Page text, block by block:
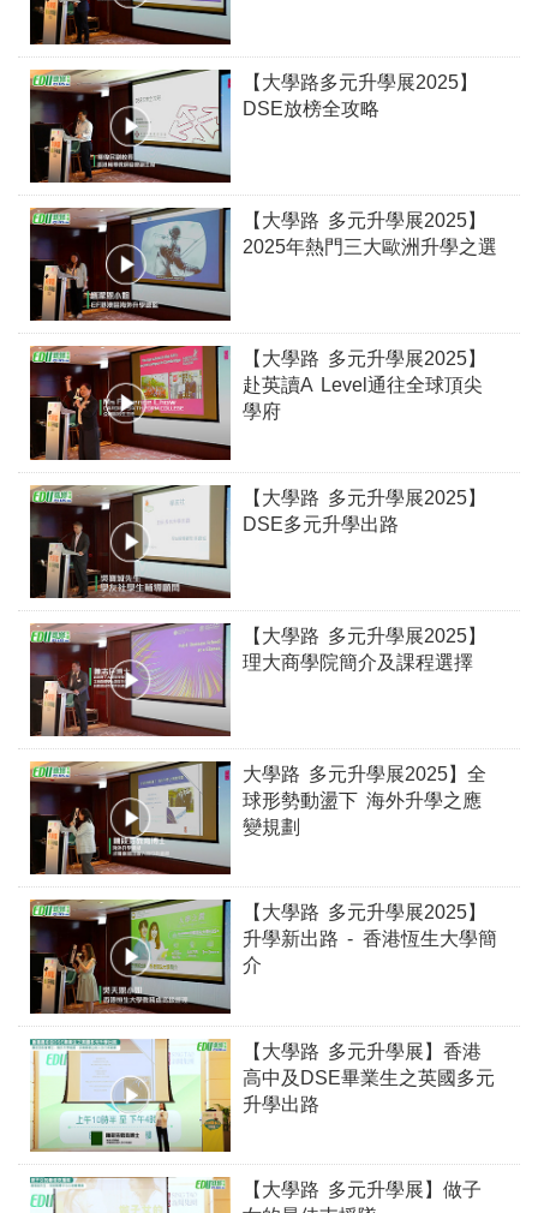
【大學路多元升學展2025】
DSE放榜全攻略
【大學路 多元升學展2025】
2025年熱門三大歐洲升學之選
【大學路 多元升學展2025】
赴英讀A Level通往全球頂尖
學府
【大學路 多元升學展2025】
DSE多元升學出路
【大學路 多元升學展2025】
理大商學院簡介及課程選擇
大學路 多元升學展2025】全
球形勢動盪下 海外升學之應
變規劃
【大學路 多元升學展2025】
升學新出路 - 香港恆生大學簡
介
【大學路 多元升學展】香港
高中及DSE畢業生之英國多元
升學出路
【大學路 多元升學展】做子